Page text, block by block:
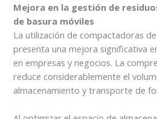
Mejora en la gestión de
de basura móviles
La utilización de compactadoras
presenta una mejora significativa
en empresas y negocios. La
reduce considerablemente el
almacenamiento y transporte de